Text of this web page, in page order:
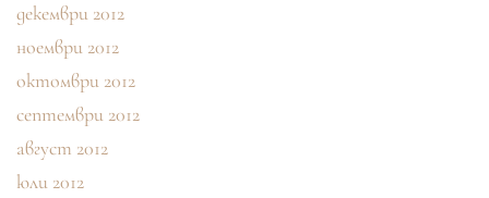
декември 2012
ноември 2012
октомври 2012
септември 2012
август 2012
юли 2012